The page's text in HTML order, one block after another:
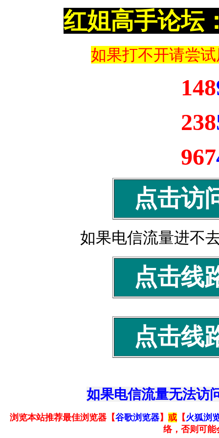
红姐高手论坛
如果打不开请尝
148
238
967
点击访
如果电信流量进不
点击线
点击线
如果电信流量无法访
浏览本站推荐最佳浏览器【谷歌浏览器】 或【火狐浏
络，否则可